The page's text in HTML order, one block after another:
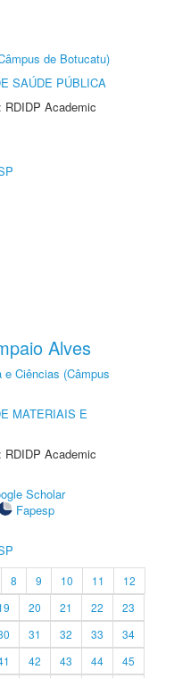
de Botucatu)
SAÚDE PÚBLICA
Academic
Alves
e Ciências (Câmpus
MATERIAIS E
Academic
Scholar
Fapesp
8 9 10 11
12
20 21 22
23
31 32 33
34
42 43 44
45